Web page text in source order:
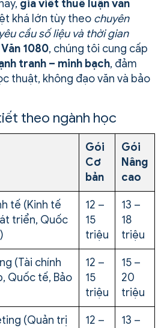
giá viết thuê luận văn
khá lớn tùy theo chuyên
cầu số liệu và thời gian
Văn 1080, chúng tôi cung cấp
tranh – minh bạch, đảm
thuật, không đạo văn và bảo
theo ngành học
Gói
Cơ
bản
Gói
Nâng
cao
tế (Kinh tế
triển, Quốc
12 –
15
triệu
13 –
18
triệu
(Tài chính
Quốc tế, Bảo
12 –
15
triệu
15 –
20
triệu
(Quản trị
12 –
13 –